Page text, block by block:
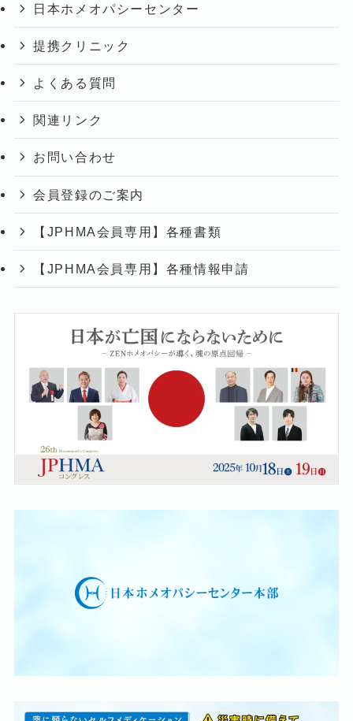
日本ホメオパシーセンター
提携クリニック
よくある質問
関連リンク
お問い合わせ
会員登録のご案内
【JPHMA会員専用】各種書類
【JPHMA会員専用】各種情報申請